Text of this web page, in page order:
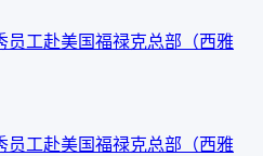
员工赴美国福禄克总部（西雅
员工赴美国福禄克总部（西雅